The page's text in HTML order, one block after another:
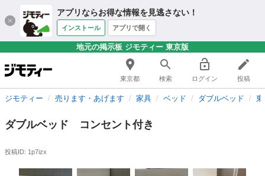
アプリならお得な情報を見逃さない！
インストール アプリで開く
地元の掲示板 ジモティー 東京版
東京都 検索 ログイン 投稿
ジモティー 売ります・あげます 家具 ベッド ダブルベッド
ダブルベッド コンセント付き
投稿ID: 1p7izx